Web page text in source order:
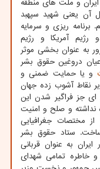
ایران و ملت های منطقه
آن یعنی شهید سپهبد
ریزی و سرمایه
رژیم آمریکا و رژیم
به عنوان بخشی موثر
دروغین حقوق بشر
و یا حمایت ضمنی و
نقاط آشوب زده جهان
ای جز فراگیر شدن این
نداشته و صلح و امنیت
مختصات جغرافیایی
ستاد حقوق بشر
به عنوان قربانی
خاطره تمامی شهدای